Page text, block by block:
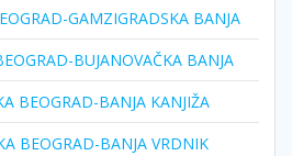
GAMZIGRADSKA BANJA
BUJANOVAČKA BANJA
BEOGRAD-BANJA KANJIŽA
BEOGRAD-BANJA VRDNIK